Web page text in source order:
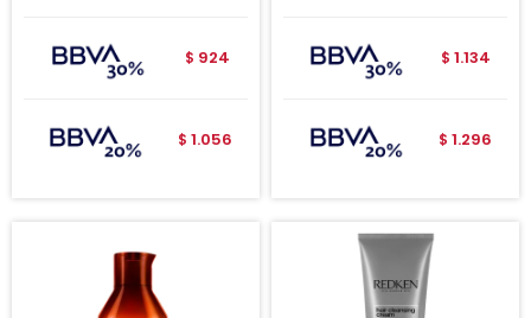
$ 924
$ 1.056
$ 1.134
$ 1.296